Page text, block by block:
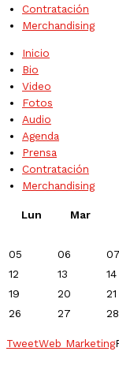
Contratación
Merchandising
Inicio
Bio
Video
Fotos
Audio
Agenda
Prensa
Contratación
Merchandising
Lun Mar
05
06 07
12
13 14
19
20 21
26
27 28
TweetWeb Marketing